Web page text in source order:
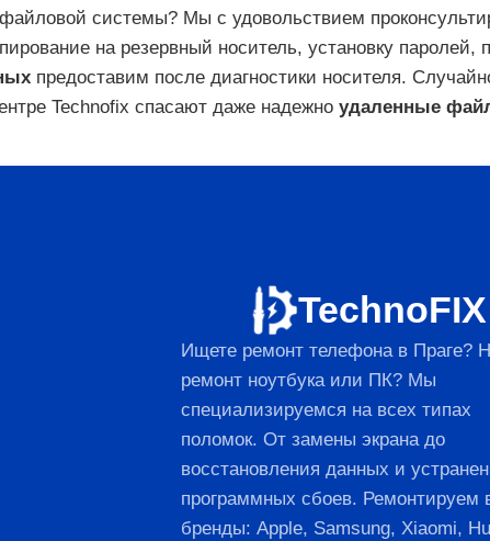
системы? Мы с удовольствием
на резервный носитель, установку
предоставим после диагностики носителя.
Technofix спасают даже надежно удаленные
TechnoFIX
Ищете ремонт телефона в Праге?
ремонт ноутбука или ПК? Мы
специализируемся на всех типах
поломок. От замены экрана до
восстановления данных и
программных сбоев. Ремонтируем
бренды: Apple, Samsung, Xiaomi,